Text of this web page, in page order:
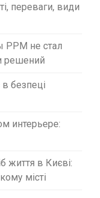
переваги, види
не стал
решений
безпеці
интерьере:
життя в Києві:
місті